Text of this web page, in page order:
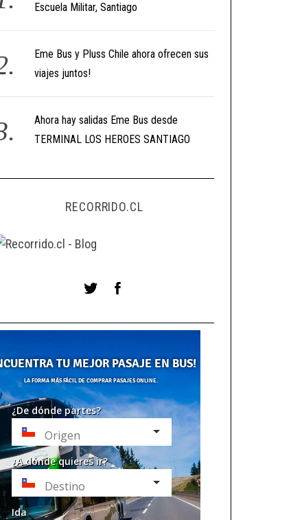
Escuela Militar, Santiago
Eme Bus y Pluss Chile ahora ofrecen sus
viajes juntos!
Ahora hay salidas Eme Bus desde
TERMINAL LOS HEROES SANTIAGO
RECORRIDO.CL